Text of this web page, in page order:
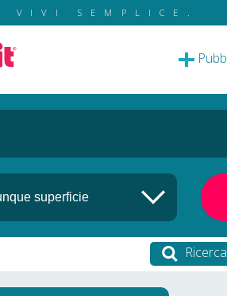
VIVI SEMPLICE.
Ricerca